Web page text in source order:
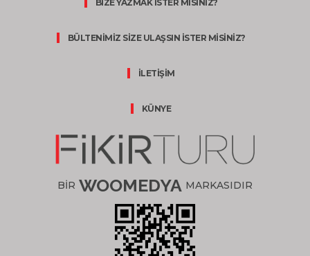
BİZE YAZMAK İSTER MİSİNİZ?
BÜLTENİMİZ SİZE ULAŞSIN İSTER MİSİNİZ?
İLETİŞİM
KÜNYE
BİR WOOMEDYA MARKASIDIR